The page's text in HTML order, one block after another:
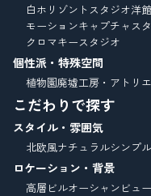
白ホリゾントスタジオ洋館
モーションキャプチャス
クロマキースタジオ
個性派・特殊空間
植物園廃墟工房・アトリエ
こだわりで探す
スタイル・雰囲気
北欧風ナチュラルシンプ
ロケーション・背景
高層ビルオーシャンビュ